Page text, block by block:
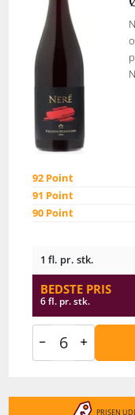
92 Point
91 Point
90 Point
1 fl. pr. stk.
BEDSTE PRIS
6 fl. pr. stk.
PRISEN